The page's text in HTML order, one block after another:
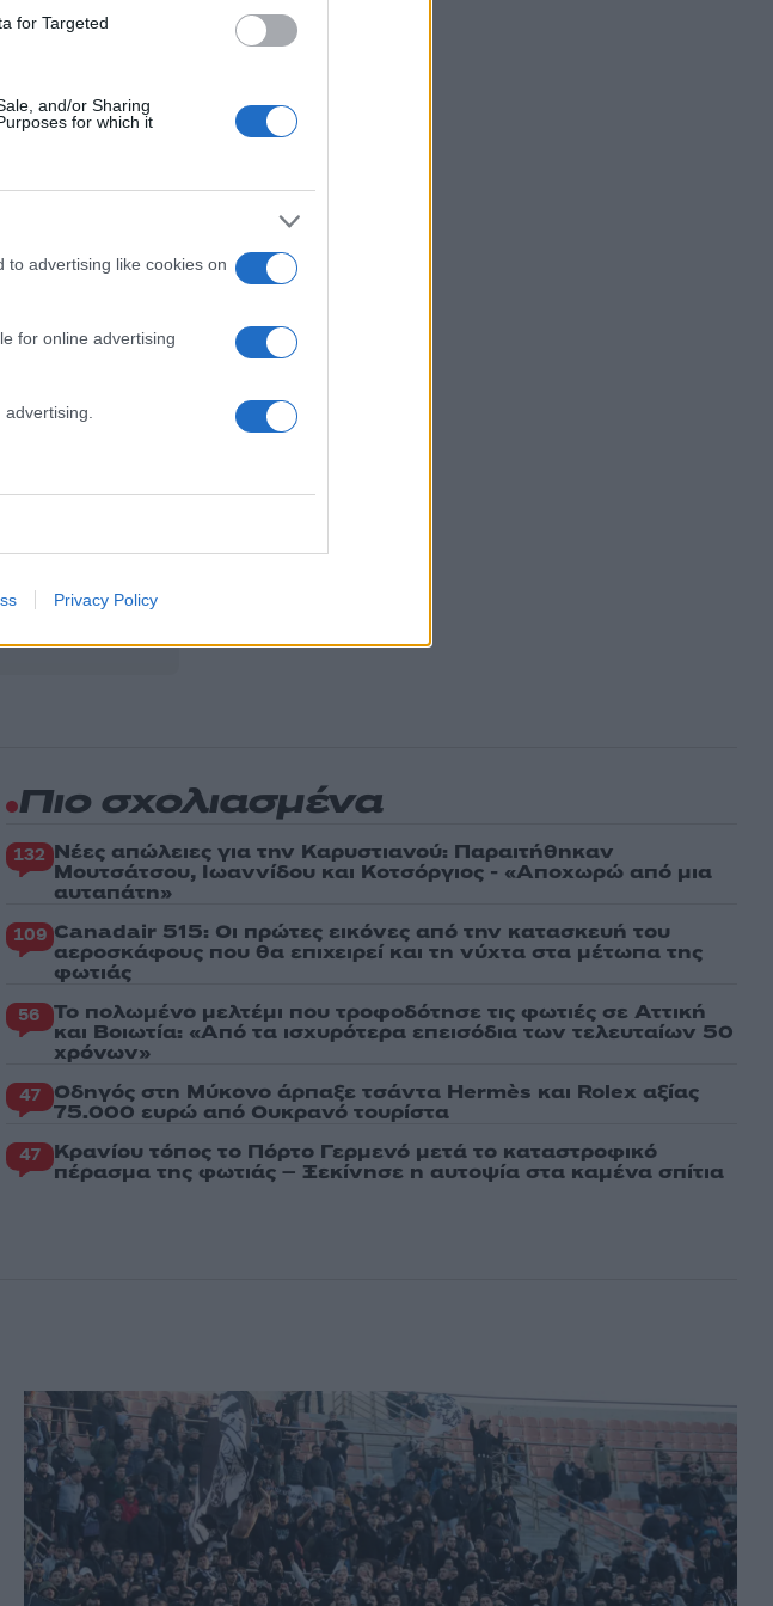
for Targeted
and/or Sharing
for which it
to advertising like cookies on
for online advertising
Privacy Policy
50 /50
2000 /2000
και ενημερωθείτε
Πιο σχολιασμένα
132 Νέες απώλειες για την Καρυστιανού: Παραιτήθηκαν
Μουτσάτσου, Ιωαννίδου και Κοτσόργιος - «Αποχωρώ από μια
αυταπάτη»
109 Canadair 515: Οι πρώτες εικόνες από την κατασκευή του
αεροσκάφους που θα επιχειρεί και τη νύχτα στα μέτωπα της
φωτιάς
56 Το πολωμένο μελτέμι που τροφοδότησε τις φωτιές σε Αττική
και Βοιωτία: «Από τα ισχυρότερα επεισόδια των τελευταίων 50
χρόνων»
47 Οδηγός στη Μύκονο άρπαξε τσάντα Hermès και Rolex αξίας
75.000 ευρώ από Ουκρανό τουρίστα
47 Κρανίου τόπος το Πόρτο Γερμενό μετά το καταστροφικό
πέρασμα της φωτιάς – Ξεκίνησε η αυτοψία στα καμένα σπίτια